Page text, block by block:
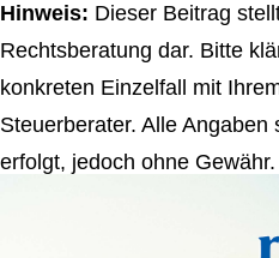
Hinweis: Dieser Beitrag
Rechtsberatung dar. Bitte
konkreten Einzelfall mit
Steuerberater. Alle
erfolgt, jedoch ohne Gewähr.